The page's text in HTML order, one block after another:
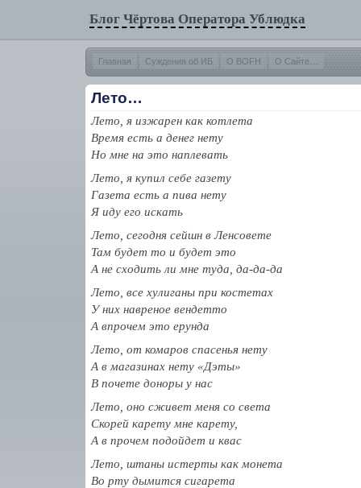
Блог Чёртова Оператора Ублюдка
Главная Суждения об ИБ О BOFH О Сайте…
Лето…
Лето, я изжарен как котлета
Время есть а денег нету
Но мне на это наплевать
Лето, я купил себе газету
Газета есть а пива нету
Я иду его искать
Лето, сегодня сейшн в Ленсовете
Там будет то и будет это
А не сходить ли мне туда, да-да-да
Лето, все хулиганы при костетах
У них навреное вендетто
А впрочем это ерунда
Лето, от комаров спасенья нету
А в магазинах нету «Дэты»
В почете доноры у нас
Лето, оно сживет меня со света
Скорей карету мне карету,
А в прочем подойдет и квас
Лето, штаны истерты как монета
Во рту дымится сигарета